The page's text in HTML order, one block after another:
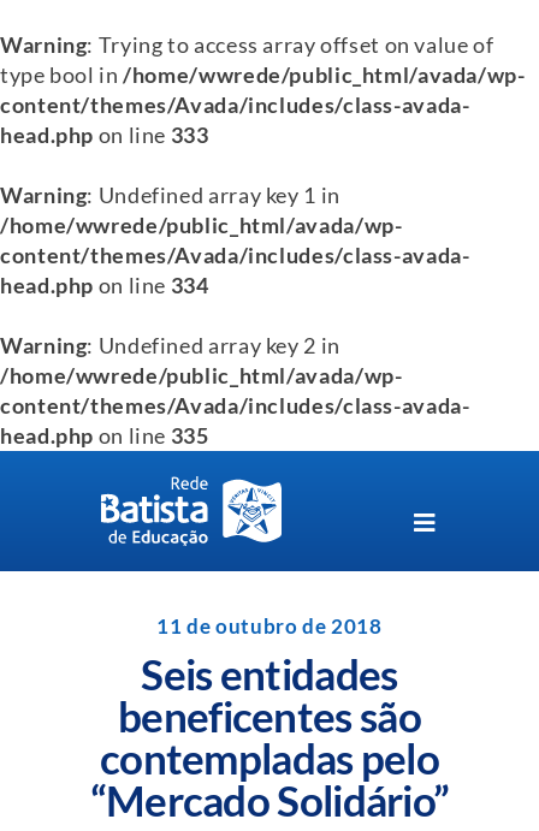
Warning: Trying to access array offset on value of
type bool in/home/wwrede/public_html/avada/wp-
content/themes/Avada/includes/class-avada-
head.php on line 333
Warning: Undefined array key 1 in
/home/wwrede/public_html/avada/wp-
content/themes/Avada/includes/class-avada-
head.php on line 334
Warning: Undefined array key 2 in
/home/wwrede/public_html/avada/wp-
content/themes/Avada/includes/class-avada-
head.php on line 335
Toggle
Navigation
Perguntas Frequentes
Blog da Rede Batista
11 de outubro de 2018
Seis entidades
beneficentes são
contempladas pelo
“Mercado Solidário”